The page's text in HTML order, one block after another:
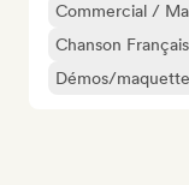
Commercial /
Chanson
Démos/